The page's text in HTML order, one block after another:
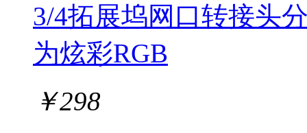
3/4拓展坞网口转接头
为炫彩RGB
￥298